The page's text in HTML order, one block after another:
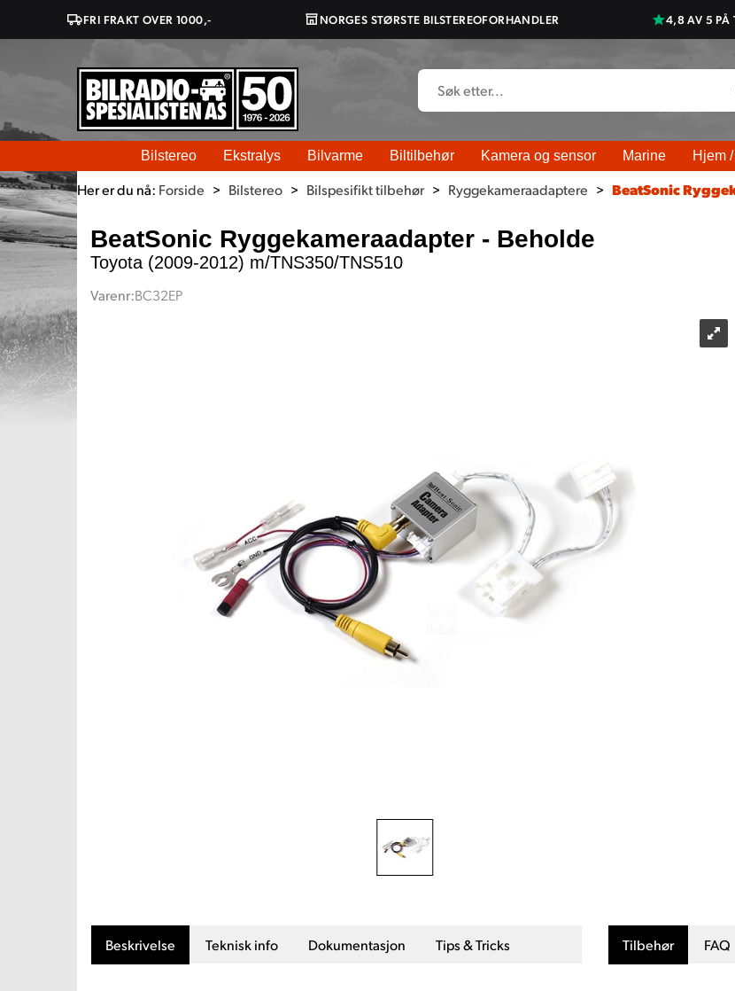
FRI FRAKT OVER 1000,- NORGES STØRSTE BILSTEREOFORHANDLER 4,8 AV 5 PÅ
Bilstereo Ekstralys Bilvarme Biltilbehør Kamera og sensor Marine Hjem
Her er du nå: Forside > Bilstereo > Bilspesifikt tilbehør > Ryggekameraadaptere > BeatSonic
BeatSonic Ryggekameraadapter - Beholde
Toyota (2009-2012) m/TNS350/TNS510
Varenr:BC32EP
Beskrivelse Teknisk info Dokumentasjon Tips & Tricks Tilbehør FAQ